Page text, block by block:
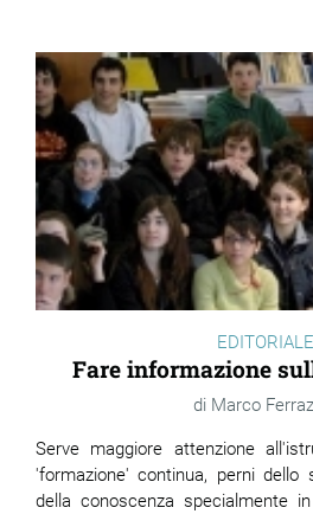
EDITORIALE
Fare informazione
Marco
Serve maggiore attenzione
'formazione' continua, perni dello
della conoscenza specialmente